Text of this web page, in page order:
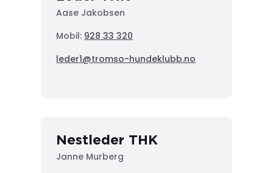
Aase Jakobsen
Mobil: 928 33 320
leder1@tromso-hundeklubb.no
Nestleder THK
Janne Murberg